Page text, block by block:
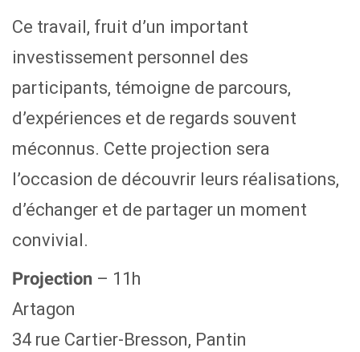
Ce travail, fruit d’un important
investissement personnel des
participants, témoigne de parcours,
d’expériences et de regards souvent
méconnus. Cette projection sera
l’occasion de découvrir leurs réalisations,
d’échanger et de partager un moment
convivial.
Projection – 11h
Artagon
34 rue Cartier-Bresson, Pantin